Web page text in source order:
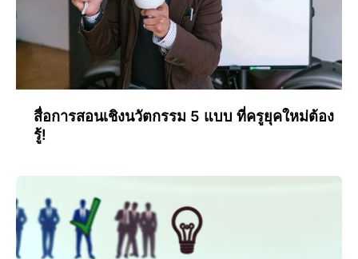
สื่อการสอนเชิงนวัตกรรม 5 แบบ ที่ครูยุคใหม่ต้อง
รู้!